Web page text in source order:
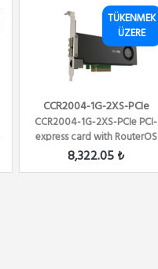
TÜKENMEK
ÜZERE
CCR2004-1G-2XS-PCIe
CCR2004-1G-2XS-PCIe PCI-
express card with RouterOS
L6 Firewall / ...
8,322.05 ₺